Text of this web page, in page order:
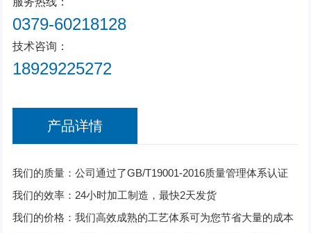
0379-60218128
技术咨询：
18929225272
产品详情
我们的质量：公司通过了GB/T19001-2016质量管理体系认证
我们的效率：24小时加工制造，最快2天发货
我们的价格：我们高效成熟的工艺体系可为您节省大量的成本